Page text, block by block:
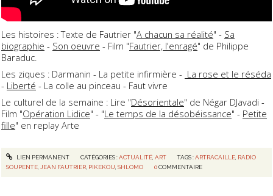
Les histoires : Texte de Fautrier "A chacun sa réalité" - Sa
biographie - Son oeuvre - Film "Fautrier, l'enragé" de Philippe
Baraduc.
Les ziques : Darmanin - La petite infirmière - La rose et le réséda
- Liberté - La colle au pinceau - Faut vivre
Le culturel de la semaine : Lire "Désorientale" de Négar DJavadi -
Film "Opération Lidice" - "Le temps de la désobéissance" - Petite
fille" en replay Arte
LIEN PERMANENT CATÉGORIES :ACTUALITÉ, ART TAGS :ARTRACAILLE RADIO
SOUPENTE JEAN FAUTRIER PIKEKOU ,SHLOMO 0 COMMENTAIRE